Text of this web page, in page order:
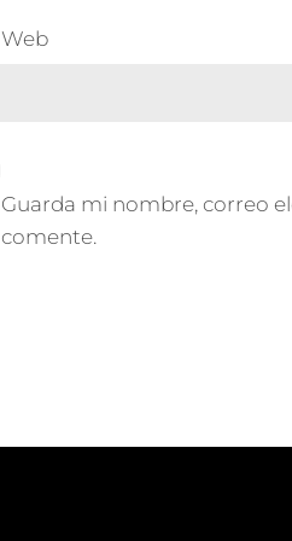
Web
Guarda mi nombre, correo
comente.